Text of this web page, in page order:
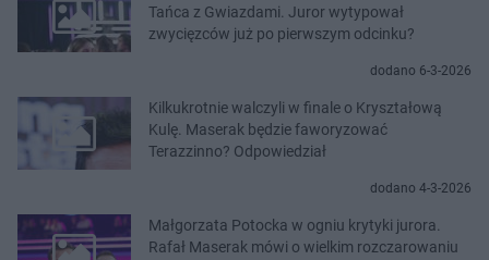
Tańca z Gwiazdami. Juror wytypował
zwycięzców już po pierwszym odcinku?
dodano 6-3-2026
Kilkukrotnie walczyli w finale o Kryształową
Kulę. Maserak będzie faworyzować
Terazzinno? Odpowiedział
dodano 4-3-2026
Małgorzata Potocka w ogniu krytyki jurora.
Rafał Maserak mówi o wielkim rozczarowaniu